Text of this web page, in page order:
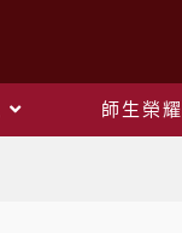
師生榮耀